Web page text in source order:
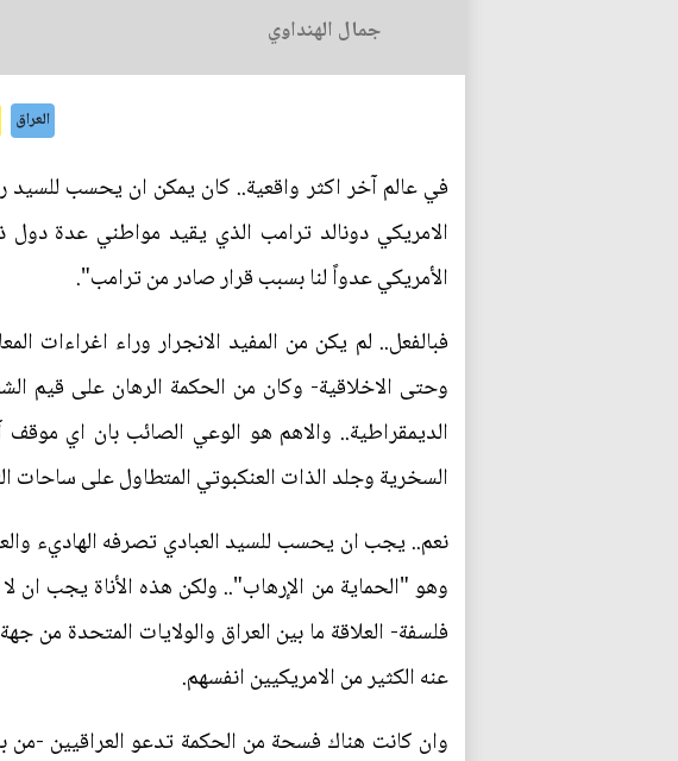
جمال الهنداوي
العراق
في عالم آخر اكثر واقعية.. كان يمكن ان يحسب للسيد
الامريكي دونالد ترامب الذي يقيد مواطني عدة
الأمريكي عدواً لنا بسبب قرار صادر من ترامب".
فبالفعل.. لم يكن من المفيد الانجرار وراء اغراءات
وحتى الاخلاقية- وكان من الحكمة الرهان على قيم
الديمقراطية.. والاهم هو الوعي الصائب بان اي
السخرية وجلد الذات العنكبوتي المتطاول على ساحات
نعم.. يجب ان يحسب للسيد العبادي تصرفه الهاديء
وهو "الحماية من الإرهاب".. ولكن هذه الأناة يجب ان
فلسفة- العلاقة ما بين العراق والولايات المتحدة
عنه الكثير من الامريكيين انفسهم.
وان كانت هناك فسحة من الحكمة تدعو العراقيين -من